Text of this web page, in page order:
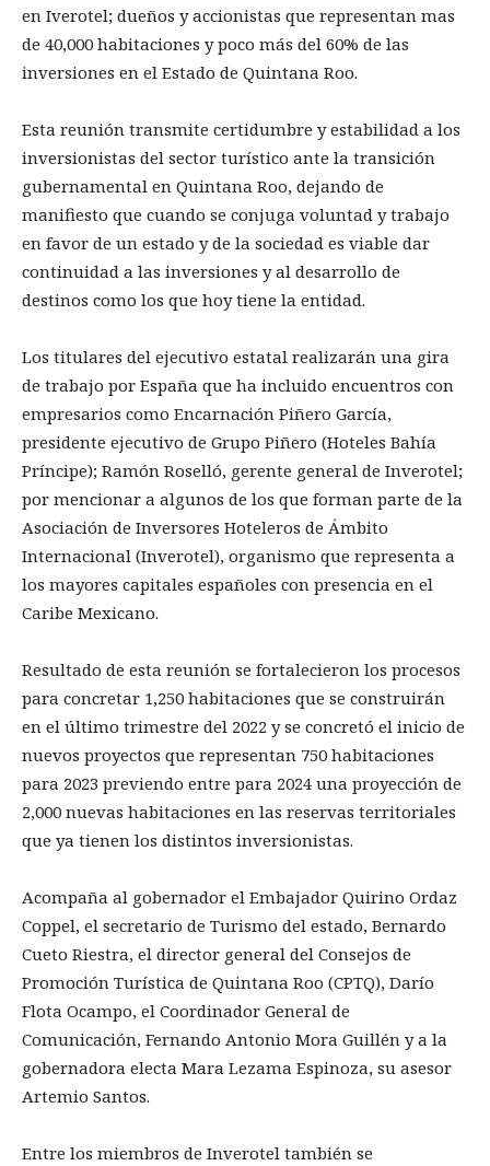
en Iverotel; dueños y accionistas que representan mas
de 40,000 habitaciones y poco más del 60% de las
inversiones en el Estado de Quintana Roo.
Esta reunión transmite certidumbre y estabilidad a los
inversionistas del sector turístico ante la transición
gubernamental en Quintana Roo, dejando de
manifiesto que cuando se conjuga voluntad y trabajo
en favor de un estado y de la sociedad es viable dar
continuidad a las inversiones y al desarrollo de
destinos como los que hoy tiene la entidad.
Los titulares del ejecutivo estatal realizarán una gira
de trabajo por España que ha incluido encuentros con
empresarios como Encarnación Piñero García,
presidente ejecutivo de Grupo Piñero (Hoteles Bahía
Príncipe); Ramón Roselló, gerente general de Inverotel;
por mencionar a algunos de los que forman parte de la
Asociación de Inversores Hoteleros de Ámbito
Internacional (Inverotel), organismo que representa a
los mayores capitales españoles con presencia en el
Caribe Mexicano.
Resultado de esta reunión se fortalecieron los procesos
para concretar 1,250 habitaciones que se construirán
en el último trimestre del 2022 y se concretó el inicio de
nuevos proyectos que representan 750 habitaciones
para 2023 previendo entre para 2024 una proyección de
2,000 nuevas habitaciones en las reservas territoriales
que ya tienen los distintos inversionistas.
Acompaña al gobernador el Embajador Quirino Ordaz
Coppel, el secretario de Turismo del estado, Bernardo
Cueto Riestra, el director general del Consejos de
Promoción Turística de Quintana Roo (CPTQ), Darío
Flota Ocampo, el Coordinador General de
Comunicación, Fernando Antonio Mora Guillén y a la
gobernadora electa Mara Lezama Espinoza, su asesor
Artemio Santos.
Entre los miembros de Inverotel también se